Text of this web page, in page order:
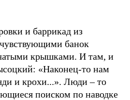
и баррикад из
банок
крышками. И там, и
«Наконец-то нам
и крохи...». Люди – то
поиском по наводке